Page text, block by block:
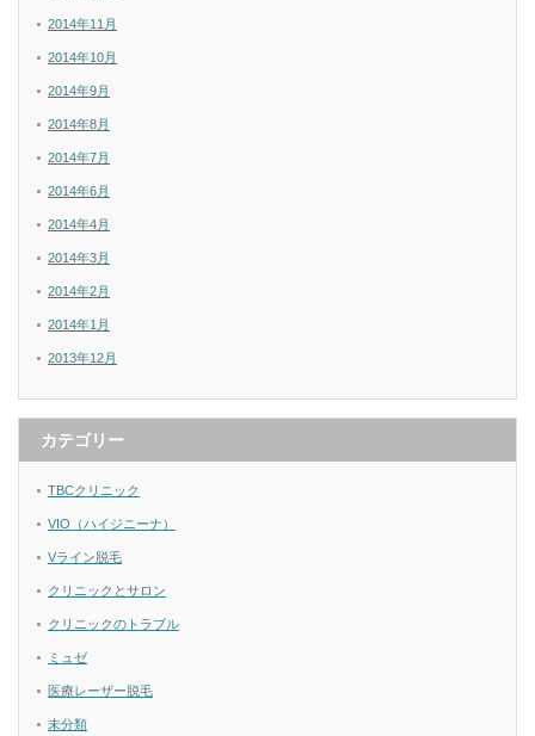
2014年11月
2014年10月
2014年9月
2014年8月
2014年7月
2014年6月
2014年4月
2014年3月
2014年2月
2014年1月
2013年12月
カテゴリー
TBCクリニック
VIO（ハイジニーナ）
Vライン脱毛
クリニックとサロン
クリニックのトラブル
ミュゼ
医療レーザー脱毛
未分類